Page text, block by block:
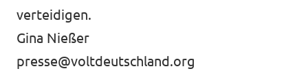
verteidigen.
Gina Nießer
presse@voltdeutschland.org